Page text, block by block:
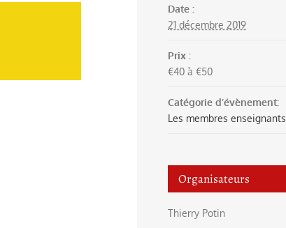
Date :
21 décembre 2019
Prix :
€40 à €50
Catégorie d’évènement:
Les membres enseignants
Organisateurs
Thierry Potin